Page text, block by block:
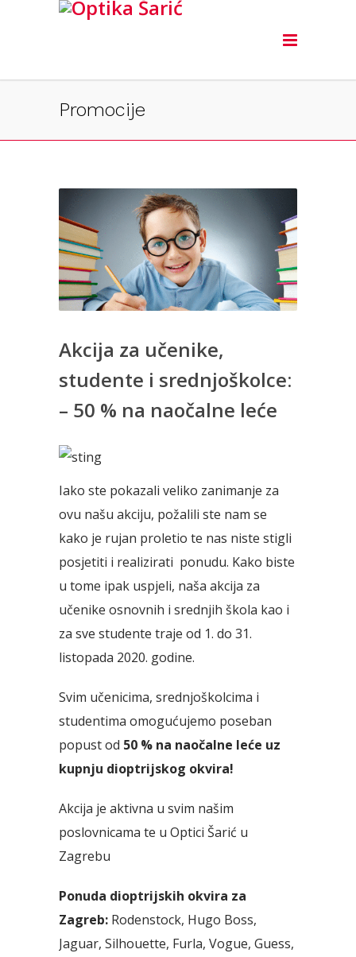
Promocije
Akcija za učenike,
studente i srednjoškolce:
– 50 % na naočalne leće
Iako ste pokazali veliko zanimanje za
ovu našu akciju, požalili ste nam se
kako je rujan proletio te nas niste stigli
posjetiti i realizirati ponudu. Kako biste
u tome ipak uspjeli, naša akcija za
učenike osnovnih i srednjih škola kao i
za sve studente traje od 1. do 31.
listopada 2020. godine.
Svim učenicima, srednjoškolcima i
studentima omogućujemo poseban
popust od 50 % na naočalne leće uz
kupnju dioptrijskog okvira!
Akcija je aktivna u svim našim
poslovnicama te u Optici Šarić u
Zagrebu
Ponuda dioptrijskih okvira za
Zagreb: Rodenstock, Hugo Boss,
Jaguar, Silhouette, Furla, Vogue, Guess,